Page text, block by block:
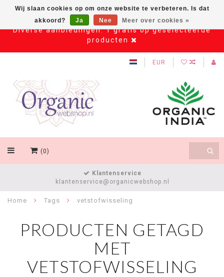
Diverse aanbiedingen: 1 gratis op geselecteerde
producten
EUR
(0)
Klantenservice
klantenservice@organicwebshop.nl
Home Tags vetstofwisseling
PRODUCTEN GETAGD
MET
VETSTOFWISSELING
Wij slaan cookies op om onze website te verbeteren. Is dat
akkoord?
Ja Nee Meer over cookies »